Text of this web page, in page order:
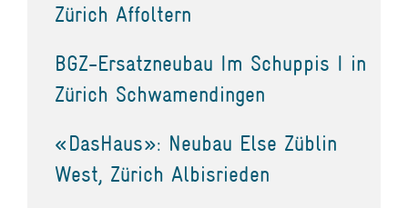
Zürich Affoltern
BGZ-Ersatzneubau Im Schuppis I in
Zürich Schwamendingen
«DasHaus»: Neubau Else Züblin
West, Zürich Albisrieden